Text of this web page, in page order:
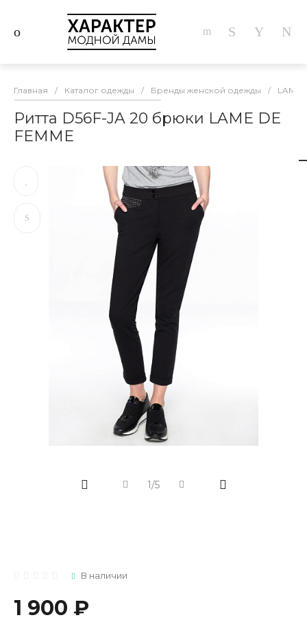
Главная / Каталог одежды / Бренды женской одежды / LAME
Ритта D56F-JA 20 брюки LAME DE
FEMME
1/5
В наличии
1 900 ₽